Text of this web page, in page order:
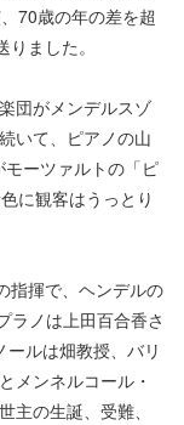
70歳の年の差を超
ました。
団がメンデルスゾ
いて、ピアノの山
ーツァルトの「ピ
に観客はうっとり
指揮で、ヘンデルの
ラノは上田百合香さ
ルは畑教授、バリ
メンネルコール・
主の生誕、受難、